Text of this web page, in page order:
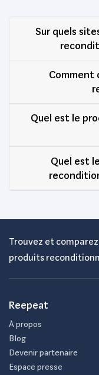
Sur quels
Comment
Quel est le
Quel est
Trouvez et
produits
Reepeat
À propos
Blog
Devenir partenaire
Espace presse